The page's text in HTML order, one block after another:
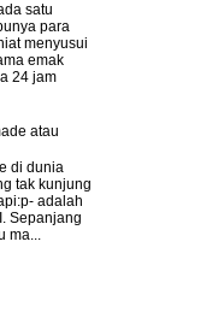
satu
para
menyusui
emak
24 jam
atau
di dunia
tak kunjung
adalah
Sepanjang
ma...